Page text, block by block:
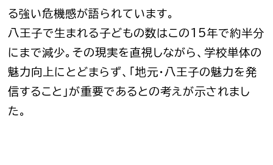
る強い危機感が語られています。
八王子で生まれる子どもの数はこの15年で約半分
にまで減少。その現実を直視しながら、学校単体の
魅力向上にとどまらず、「地元・八王子の魅力を発
信すること」が重要であるとの考えが示されまし
た。